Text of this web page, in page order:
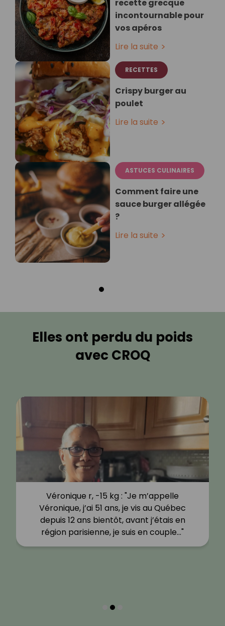
recette grecque
incontournable pour
vos apéros
Lire la suite
RECETTES
Crispy burger au
poulet
Lire la suite
ASTUCES CULINAIRES
Comment faire une
sauce burger allégée
?
Lire la suite
Elles ont perdu du poids
avec CROQ
Véronique r, -15 kg : "Je m’appelle
Véronique, j’ai 51 ans, je vis au Québec
depuis 12 ans bientôt, avant j’étais en
région parisienne, je suis en couple…"